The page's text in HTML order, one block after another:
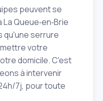
peuvent se
Queue‑en‑Brie
qu'une serrure
votre
domicile. C'est
à intervenir
7j, pour toute